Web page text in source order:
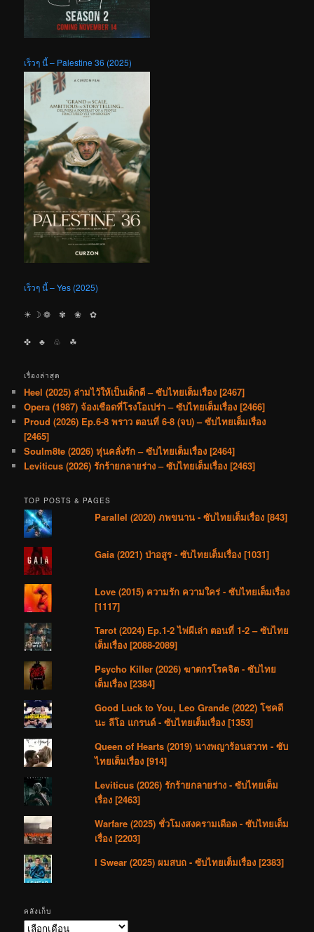
เร็วๆ นี้ – Palestine 36 (2025)
เร็วๆ นี้ – Yes (2025)
☀︎ ☽ ❁ ✾ ❀ ✿
✤ ♣︎ ♧ ☘︎
เรื่องล่าสุด
Heel (2025) ล่ามไว้ให้เป็นเด็กดี – ซับไทยเต็มเรื่อง [2467]
Opera (1987) จ้องเชือดที่โรงโอเปร่า – ซับไทยเต็มเรื่อง [2466]
Proud (2026) Ep.6-8 พราว ตอนที่ 6-8 (จบ) – ซับไทยเต็มเรื่อง
[2465]
Soulm8te (2026) หุ่นคลั่งรัก – ซับไทยเต็มเรื่อง [2464]
Leviticus (2026) รักร้ายกลายร่าง – ซับไทยเต็มเรื่อง [2463]
TOP POSTS & PAGES
Parallel (2020) ภพขนาน - ซับไทยเต็มเรื่อง [843]
Gaia (2021) ป่าอสูร - ซับไทยเต็มเรื่อง [1031]
Love (2015) ความรัก ความใคร่ - ซับไทยเต็มเรื่อง
[1117]
Tarot (2024) Ep.1-2 ไพ่ผีเล่า ตอนที่ 1-2 – ซับไทย
เต็มเรื่อง [2088-2089]
Psycho Killer (2026) ฆาตกรโรคจิต - ซับไทย
เต็มเรื่อง [2384]
Good Luck to You, Leo Grande (2022) โชคดี
นะ ลีโอ แกรนด์ - ซับไทยเต็มเรื่อง [1353]
Queen of Hearts (2019) นางพญาร้อนสวาท - ซับ
ไทยเต็มเรื่อง [914]
Leviticus (2026) รักร้ายกลายร่าง - ซับไทยเต็ม
เรื่อง [2463]
Warfare (2025) ชั่วโมงสงครามเดือด - ซับไทยเต็ม
เรื่อง [2203]
I Swear (2025) ผมสบถ - ซับไทยเต็มเรื่อง [2383]
คลังเก็บ
คลัง